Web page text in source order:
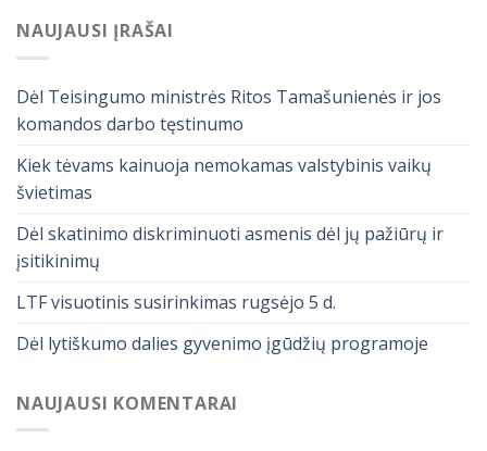
NAUJAUSI ĮRAŠAI
Dėl Teisingumo ministrės Ritos Tamašunienės ir jos
komandos darbo tęstinumo
Kiek tėvams kainuoja nemokamas valstybinis vaikų
švietimas
Dėl skatinimo diskriminuoti asmenis dėl jų pažiūrų ir
įsitikinimų
LTF visuotinis susirinkimas rugsėjo 5 d.
Dėl lytiškumo dalies gyvenimo įgūdžių programoje
NAUJAUSI KOMENTARAI